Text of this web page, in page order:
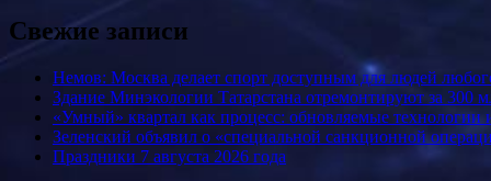
Свежие записи
Немов: Москва делает спорт доступным для людей
Здание Минэкологии Татарстана отремонтируют за 300
«Умный» квартал как процесс: обновляемые технологии
Зеленский объявил о «специальной санкционной
Праздники 7 августа 2026 года